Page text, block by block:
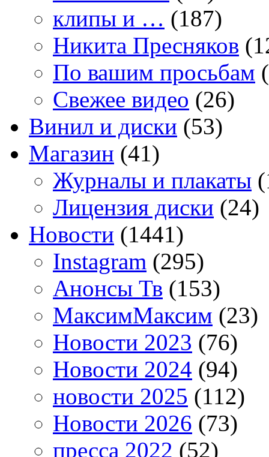
клипы и … (187)
Никита Пресняков
По вашим просьбам
Свежее видео (26)
Винил и диски (53)
Магазин (41)
Журналы и плакаты
Лицензия диски (24)
Новости (1441)
Instagram (295)
Анонсы Тв (153)
МаксимМаксим (23)
Новости 2023 (76)
Новости 2024 (94)
новости 2025 (112)
Новости 2026 (73)
пресса 2022 (52)